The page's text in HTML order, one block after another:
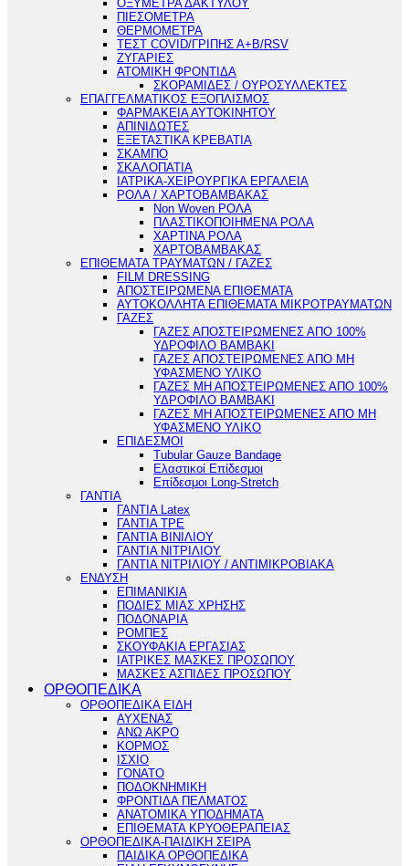
ΟΞΥΜΕΤΡΑ ΔΑΚΤΥΛΟΥ
ΠΙΕΣΟΜΕΤΡΑ
ΘΕΡΜΟΜΕΤΡΑ
ΤΕΣΤ COVID/ΓΡΙΠΗΣ Α+Β/RSV
ΖΥΓΑΡΙΕΣ
ΑΤΟΜΙΚΗ ΦΡΟΝΤΙΔΑ
ΣΚΟΡΑΜΙΔΕΣ / ΟΥΡΟΣΥΛΛΕΚΤΕΣ
ΕΠΑΓΓΕΛΜΑΤΙΚΟΣ ΕΞΟΠΛΙΣΜΟΣ
ΦΑΡΜΑΚΕΙΑ ΑΥΤΟΚΙΝΗΤΟΥ
ΑΠΙΝΙΔΩΤΕΣ
ΕΞΕΤΑΣΤΙΚΑ ΚΡΕΒΑΤΙΑ
ΣΚΑΜΠΟ
ΣΚΑΛΟΠΑΤΙΑ
ΙΑΤΡΙΚΑ-ΧΕΙΡΟΥΡΓΙΚΑ ΕΡΓΑΛΕΙΑ
ΡΟΛΑ / ΧΑΡΤΟΒΑΜΒΑΚΑΣ
Non Woven ΡΟΛΑ
ΠΛΑΣΤΙΚΟΠΟΙΗΜΕΝΑ ΡΟΛΑ
ΧΑΡΤΙΝΑ ΡΟΛΑ
ΧΑΡΤΟΒΑΜΒΑΚΑΣ
ΕΠΙΘΕΜΑΤΑ ΤΡΑΥΜΑΤΩΝ / ΓΑΖΕΣ
FILM DRESSING
ΑΠΟΣΤΕΙΡΩΜΕΝΑ ΕΠΙΘΕΜΑΤΑ
ΑΥΤΟΚΟΛΛΗΤΑ ΕΠΙΘΕΜΑΤΑ ΜΙΚΡΟΤΡΑΥΜΑΤΩΝ
ΓΑΖΕΣ
ΓΑΖΕΣ ΑΠΟΣΤΕΙΡΩΜΕΝΕΣ ΑΠΟ 100%
ΥΔΡΟΦΙΛΟ ΒΑΜΒΑΚΙ
ΓΑΖΕΣ ΑΠΟΣΤΕΙΡΩΜΕΝΕΣ ΑΠΟ ΜΗ
ΥΦΑΣΜΕΝΟ ΥΛΙΚΟ
ΓΑΖΕΣ ΜΗ ΑΠΟΣΤΕΙΡΩΜΕΝΕΣ ΑΠΟ 100%
ΥΔΡΟΦΙΛΟ ΒΑΜΒΑΚΙ
ΓΑΖΕΣ ΜΗ ΑΠΟΣΤΕΙΡΩΜΕΝΕΣ ΑΠΟ ΜΗ
ΥΦΑΣΜΕΝΟ ΥΛΙΚΟ
ΕΠΙΔΕΣΜΟΙ
Tubular Gauze Bandage
Ελαστικοί Επίδεσμοι
Επίδεσμοι Long-Stretch
ΓΑΝΤΙΑ
ΓΑΝΤΙΑ Latex
ΓΑΝΤΙΑ TPE
ΓΑΝΤΙΑ ΒΙΝΙΛΙΟΥ
ΓΑΝΤΙΑ ΝΙΤΡΙΛΙΟΥ
ΓΑΝΤΙΑ ΝΙΤΡΙΛΙΟΥ / ΑΝΤΙΜΙΚΡΟΒΙΑΚΑ
ΕΝΔΥΣΗ
ΕΠΙΜΑΝΙΚΙΑ
ΠΟΔΙΕΣ ΜΙΑΣ ΧΡΗΣΗΣ
ΠΟΔΟΝΑΡΙΑ
ΡΟΜΠΕΣ
ΣΚΟΥΦΑΚΙΑ ΕΡΓΑΣΙΑΣ
ΙΑΤΡΙΚΕΣ ΜΑΣΚΕΣ ΠΡΟΣΩΠΟΥ
ΜΑΣΚΕΣ ΑΣΠΙΔΕΣ ΠΡΟΣΩΠΟΥ
ΟΡΘΟΠΕΔΙΚΑ
ΟΡΘΟΠΕΔΙΚΑ ΕΙΔΗ
ΑΥΧΕΝΑΣ
ΑΝΩ ΑΚΡΟ
ΚΟΡΜΟΣ
ΙΣΧΙΟ
ΓΟΝΑΤΟ
ΠΟΔΟΚΝΗΜΙΚΗ
ΦΡΟΝΤΙΔΑ ΠΕΛΜΑΤΟΣ
ΑΝΑΤΟΜΙΚΑ ΥΠΟΔΗΜΑΤΑ
ΕΠΙΘΕΜΑΤΑ ΚΡΥΟΘΕΡΑΠΕΙΑΣ
ΟΡΘΟΠΕΔΙΚΑ-ΠΑΙΔΙΚΗ ΣΕΙΡΑ
ΠΑΙΔΙΚΑ ΟΡΘΟΠΕΔΙΚΑ